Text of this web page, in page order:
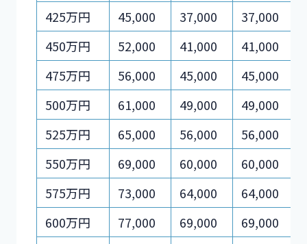
425万円
45,000 37,000
37,000
450万円
52,000 41,000
41,000
475万円
56,000 45,000
45,000
500万円
61,000 49,000
49,000
525万円
65,000 56,000
56,000
550万円
69,000 60,000
60,000
575万円
73,000 64,000
64,000
600万円
77,000 69,000
69,000